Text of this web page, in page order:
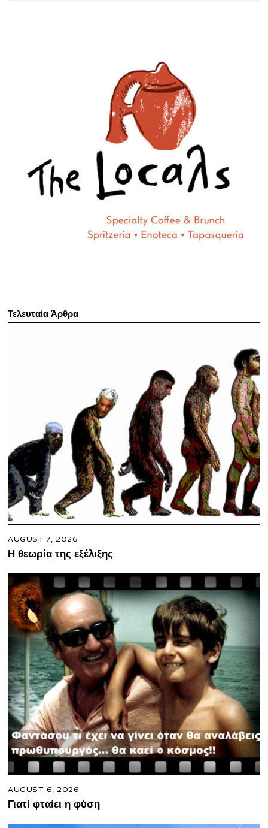
Τελευταία Άρθρα
AUGUST 7, 2026
Η θεωρία της εξέλιξης
AUGUST 6, 2026
Γιατί φταίει η φύση